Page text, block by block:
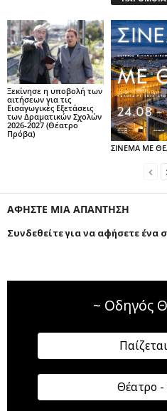
Ξεκίνησε η υποβολή των
αιτήσεων για τις
Εισαγωγικές Εξετάσεις
των Δραματικών Σχολών
2026-2027 (Θέατρο
Πρόβα)
ΣΙΝΕΜΑ ΜΕ
ΑΦΗΣΤΕ ΜΙΑ ΑΠΑΝΤΗΣΗ
Συνδεθείτε για να αφήσετε ένα
~ Οδηγός
Θέατρο